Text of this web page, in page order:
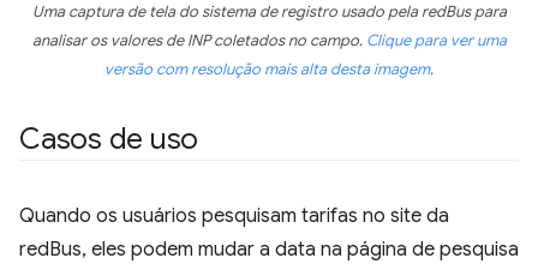
Uma captura de tela do sistema de registro usado pela redBus para
analisar os valores de INP coletados no campo. Clique para ver uma
versão com resolução mais alta desta imagem.
Casos de uso
Quando os usuários pesquisam tarifas no site da
redBus, eles podem mudar a data na página de pesquisa